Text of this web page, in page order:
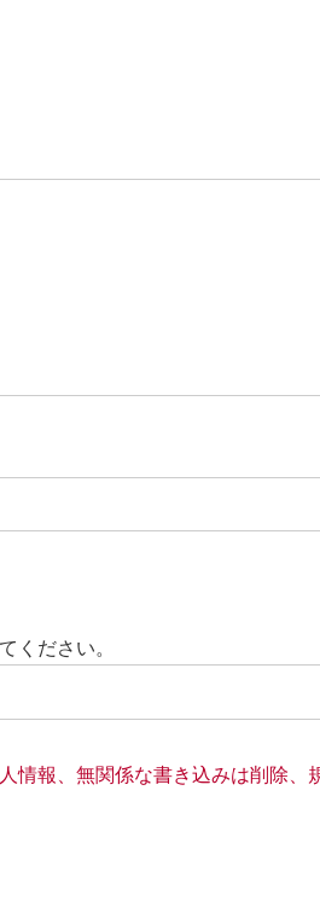
ください。
情報、無関係な書き込みは削除、